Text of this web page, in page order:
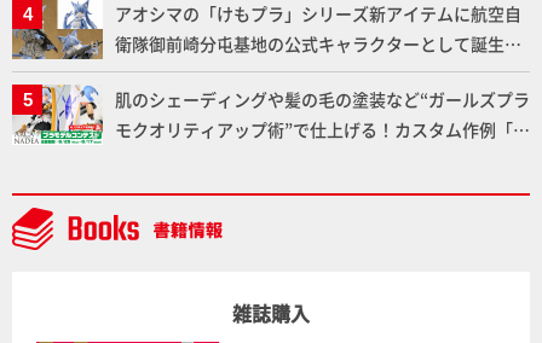
アオシマの「けもプラ」シリーズ新アイテムに航空自
衛隊御前崎分屯基地の公式キャラクターとして誕生し
た「おまねこ」が着任！けもプラ公式サイト限定版と
通常版の2ラインで発売！
肌のシェーディングや髪の毛の塗装など“ガールズプラ
モクオリティアップ術”で仕上げる！カスタム作例「白
デルコンテスト」～8月17日（月）11:59まで応募受付
中】
雑誌購入